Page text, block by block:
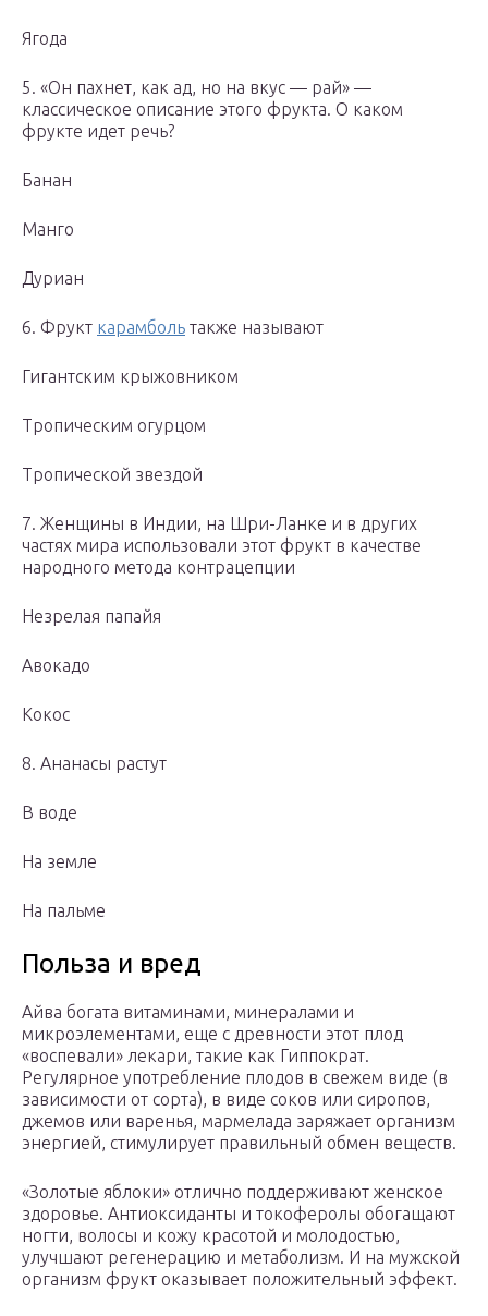
Ягода
5. «Он пахнет, как ад, но на вкус — рай» —
классическое описание этого фрукта. О каком
фрукте идет речь?
Банан
Манго
Дуриан
6. Фрукт карамболь также называют
Гигантским крыжовником
Тропическим огурцом
Тропической звездой
7. Женщины в Индии, на Шри-Ланке и в других
частях мира использовали этот фрукт в качестве
народного метода контрацепции
Незрелая папайя
Авокадо
Кокос
8. Ананасы растут
В воде
На земле
На пальме
Польза и вред
Айва богата витаминами, минералами и
микроэлементами, еще с древности этот плод
«воспевали» лекари, такие как Гиппократ.
Регулярное употребление плодов в свежем виде (в
зависимости от сорта), в виде соков или сиропов,
джемов или варенья, мармелада заряжает организм
энергией, стимулирует правильный обмен веществ.
«Золотые яблоки» отлично поддерживают женское
здоровье. Антиоксиданты и токоферолы обогащают
ногти, волосы и кожу красотой и молодостью,
улучшают регенерацию и метаболизм. И на мужской
организм фрукт оказывает положительный эффект.